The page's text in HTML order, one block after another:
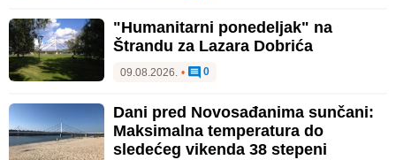
"Humanitarni ponedeljak" na
Štrandu za Lazara Dobrića
09.08.2026. • 0
Dani pred Novosađanima sunčani:
Maksimalna temperatura do
sledećeg vikenda 38 stepeni